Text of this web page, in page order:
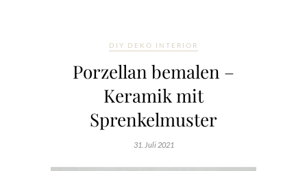
DIY DEKO INTERIOR
Porzellan bemalen –
Keramik mit
Sprenkelmuster
31. Juli 2021